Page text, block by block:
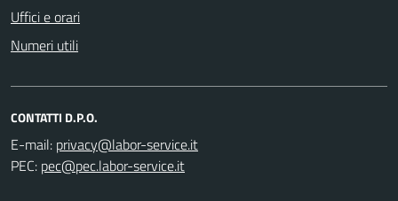
Uffici e orari
Numeri utili
CONTATTI D.P.O.
E-mail:
PEC: